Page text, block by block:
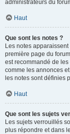
administrateurs du
Haut
Que sont les notes ?
Les notes
première page du
est recommandé de
comme les annonces
les notes sont définies
Haut
Que sont les sujets
Les sujets verrouillés
plus répondre et dans